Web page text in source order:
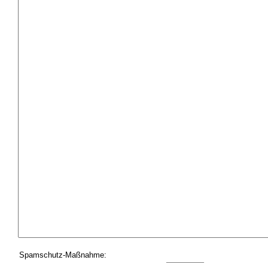
Spamschutz-Maßnahme: